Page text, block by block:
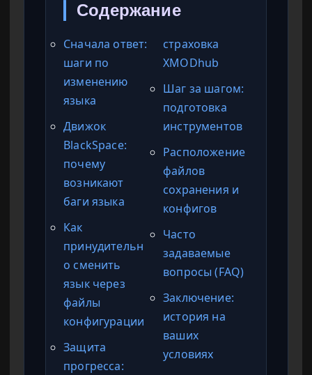
Содержание
Сначала ответ:
шаги по
изменению
языка
Движок
BlackSpace:
почему
возникают
баги языка
Как
принудительн
о сменить
язык через
файлы
конфигурации
Защита
прогресса:
страховка
XMODhub
Шаг за шагом:
подготовка
инструментов
Расположение
файлов
сохранения и
конфигов
Часто
задаваемые
вопросы (FAQ)
Заключение:
история на
ваших
условиях